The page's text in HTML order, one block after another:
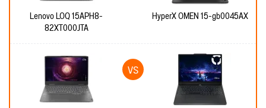
Lenovo LOQ 15APH8-
82XT000JTA
HyperX OMEN 15-gb0045AX